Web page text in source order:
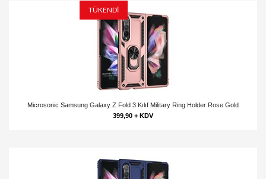
TÜKENDİ
Microsonic Samsung Galaxy Z Fold 3 Kılıf Military Ring Holder Rose Gold
399,90 + KDV